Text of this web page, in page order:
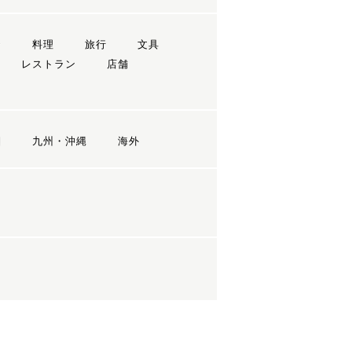
料理 旅行
文具
レストラン
店舗
九州・沖縄 海外